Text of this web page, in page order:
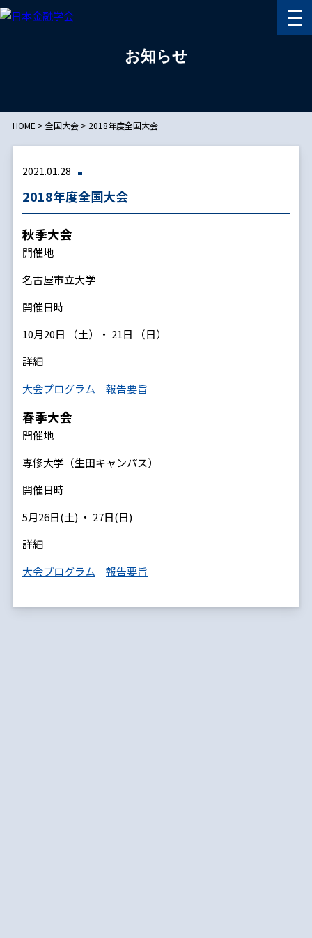
お知らせ
HOME > 全国大会> 2018年度全国大会
2021.01.28
2018年度全国大会
秋季大会
開催地
名古屋市立大学
開催日時
10月20日 （土）・ 21日 （日）
詳細
大会プログラム
報告要旨
春季大会
開催地
専修大学（生田キャンパス）
開催日時
5月26日(土) ・ 27日(日)
詳細
大会プログラム
報告要旨